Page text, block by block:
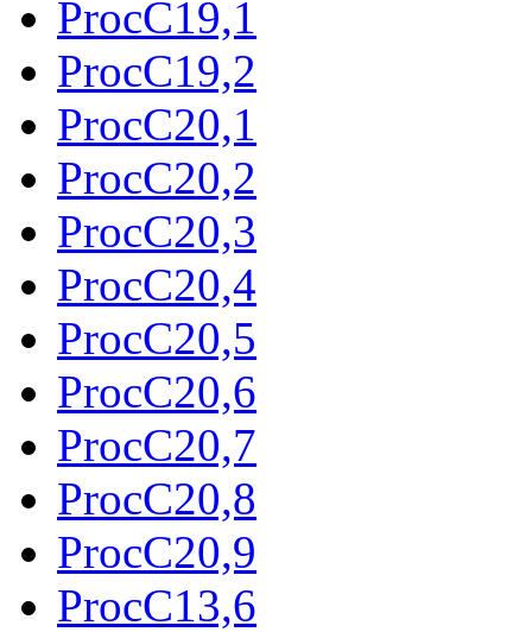
ProcC19,1
ProcC19,2
ProcC20,1
ProcC20,2
ProcC20,3
ProcC20,4
ProcC20,5
ProcC20,6
ProcC20,7
ProcC20,8
ProcC20,9
ProcC13,6